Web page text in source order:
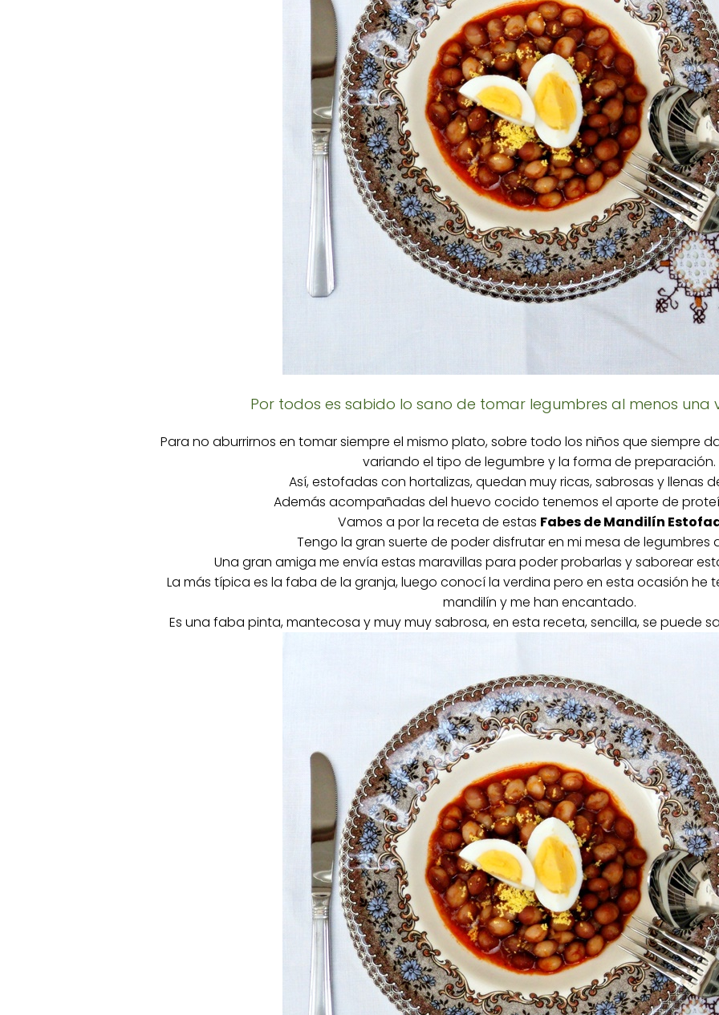
Por todos es sabido lo sano de tomar legumbres al menos una
Para no aburrirnos en tomar siempre el mismo plato, sobre todo los niños que siempre
variando el tipo de legumbre y la forma de preparación.
Así, estofadas con hortalizas, quedan muy ricas, sabrosas y llenas
Además acompañadas del huevo cocido tenemos el aporte de
Vamos a por la receta de estas Fabes de Mandilín
Tengo la gran suerte de poder disfrutar en mi mesa de legumbres
Una gran amiga me envía estas maravillas para poder probarlas y saborear
La más típica es la faba de la granja, luego conocí la verdina pero en esta ocasión he
mandilín y me han encantado.
Es una faba pinta, mantecosa y muy muy sabrosa, en esta receta, sencilla, se puede